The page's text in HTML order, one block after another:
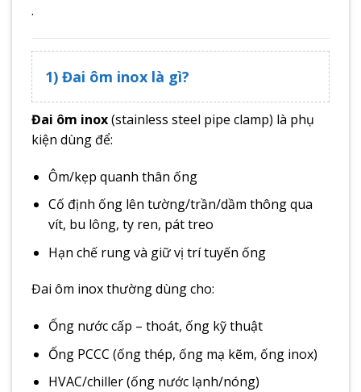
.
1) Đai ôm inox là gì?
Đai ôm inox(stainless steel pipe clamp) là phụ
kiện dùng để:
Ôm/kẹp quanh thân ống
Cố định ống lên tường/trần/dầm thông qua
vít, bu lông, ty ren, pát treo
Hạn chế rung và giữ vị trí tuyến ống
Đai ôm inox thường dùng cho:
Ống nước cấp – thoát, ống kỹ thuật
Ống PCCC (ống thép, ống mạ kẽm, ống inox)
HVAC/chiller (ống nước lạnh/nóng)